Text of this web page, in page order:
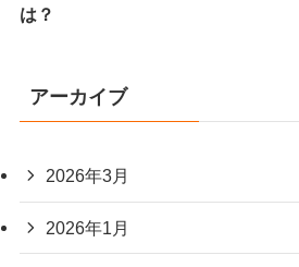
は？
アーカイブ
2026年3月
2026年1月